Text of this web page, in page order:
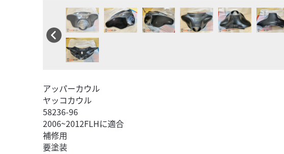
アッパーカウル
ヤッコカウル
58236-96
2006~2012FLHに適合
補修用
要塗装